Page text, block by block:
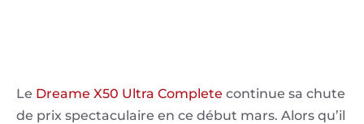
Le Dreame X50 Ultra Complete continue sa chute
de prix spectaculaire en ce début mars. Alors qu’il